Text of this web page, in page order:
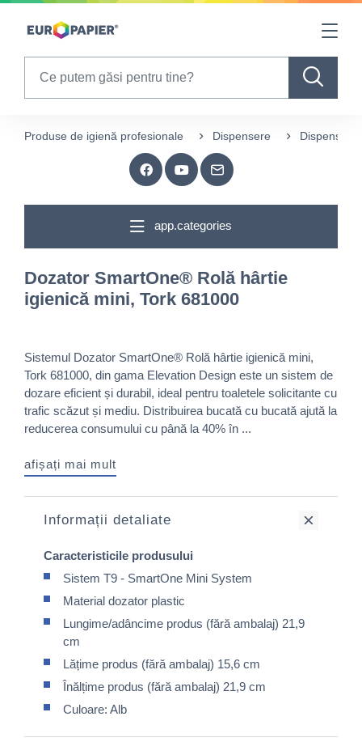
Table Of Content
Produse de igienă profesionale Dispensere Dispensere
app.categories
Dozator SmartOne® Rolă hârtie
igienică mini, Tork 681000
Sistemul Dozator SmartOne® Rolă hârtie igienică mini,
Tork 681000, din gama Elevation Design este un sistem de
dozare eficient și durabil, ideal pentru toaletele solicitante cu
trafic scăzut și mediu. Distribuirea bucată cu bucată ajută la
reducerea consumului cu până la 40% în ...
afișați mai mult
Informații detaliate
Caracteristicile produsului
Sistem T9 - SmartOne Mini System
Material dozator plastic
Lungime/adâncime produs (fără ambalaj) 21,9
cm
Lățime produs (fără ambalaj) 15,6 cm
Înălțime produs (fără ambalaj) 21,9 cm
Culoare: Alb